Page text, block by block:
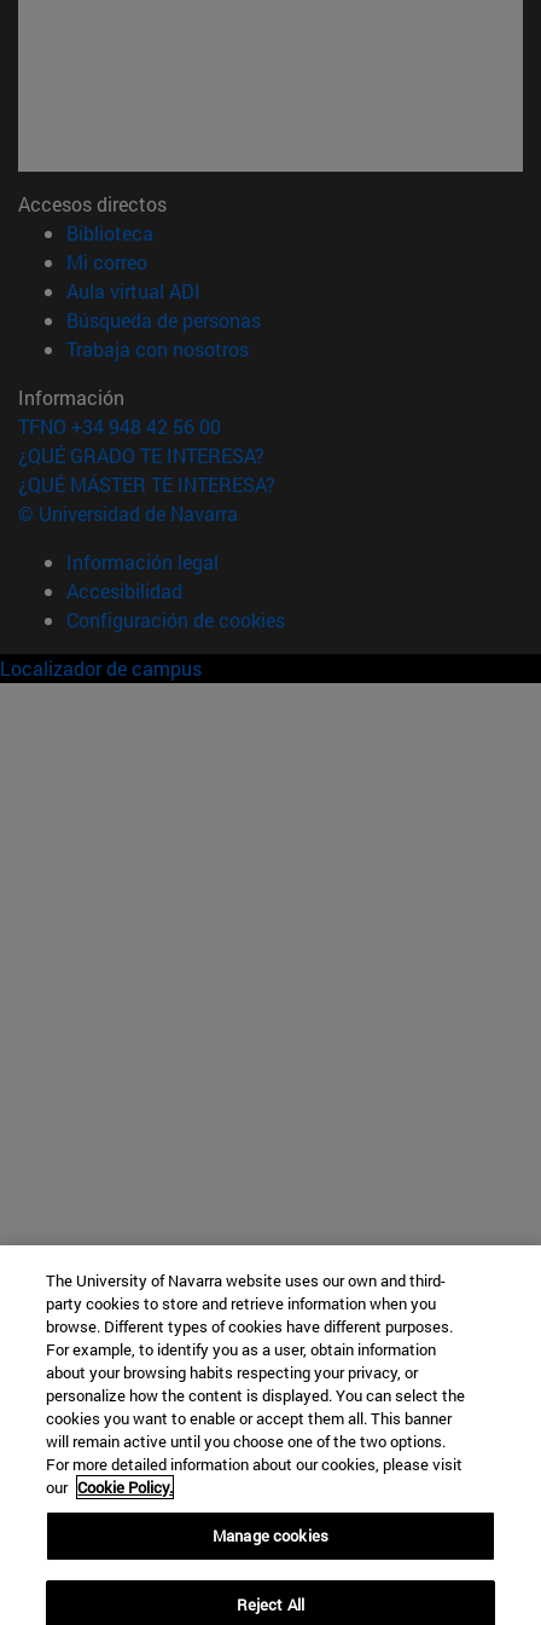
Accesos directos
Biblioteca
Mi correo(abre en nueva ventana)
Aula virtual ADI
Búsqueda de personas(abre en nueva ventana)
Trabaja con nosotros(abre en nueva ventana)
Información
TFNO +34 948 42 56 00
¿QUÉ GRADO TE INTERESA?
¿QUÉ MÁSTER TE INTERESA?
© Universidad de Navarra
Información legal
Accesibilidad
Configuración de cookies
Localizador de campus
The University of Navarra website uses our own and third-
party cookies to store and retrieve information when you
browse. Different types of cookies have different purposes.
For example, to identify you as a user, obtain information
about your browsing habits respecting your privacy, or
personalize how the content is displayed. You can select the
cookies you want to enable or accept them all. This banner
will remain active until you choose one of the two options.
For more detailed information about our cookies, please visit
our Cookie Policy.
Manage cookies
Reject All